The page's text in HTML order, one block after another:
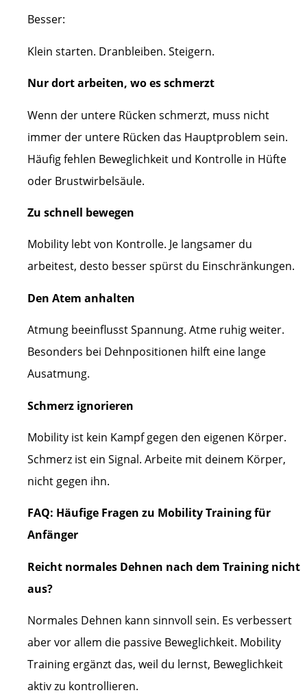
Besser:
Klein starten. Dranbleiben. Steigern.
Nur dort arbeiten, wo es schmerzt
Wenn der untere Rücken schmerzt, muss nicht
immer der untere Rücken das Hauptproblem sein.
Häufig fehlen Beweglichkeit und Kontrolle in Hüfte
oder Brustwirbelsäule.
Zu schnell bewegen
Mobility lebt von Kontrolle. Je langsamer du
arbeitest, desto besser spürst du Einschränkungen.
Den Atem anhalten
Atmung beeinflusst Spannung. Atme ruhig weiter.
Besonders bei Dehnpositionen hilft eine lange
Ausatmung.
Schmerz ignorieren
Mobility ist kein Kampf gegen den eigenen Körper.
Schmerz ist ein Signal. Arbeite mit deinem Körper,
nicht gegen ihn.
FAQ: Häufige Fragen zu Mobility Training für
Anfänger
Reicht normales Dehnen nach dem Training nicht
aus?
Normales Dehnen kann sinnvoll sein. Es verbessert
aber vor allem die passive Beweglichkeit. Mobility
Training ergänzt das, weil du lernst, Beweglichkeit
aktiv zu kontrollieren.